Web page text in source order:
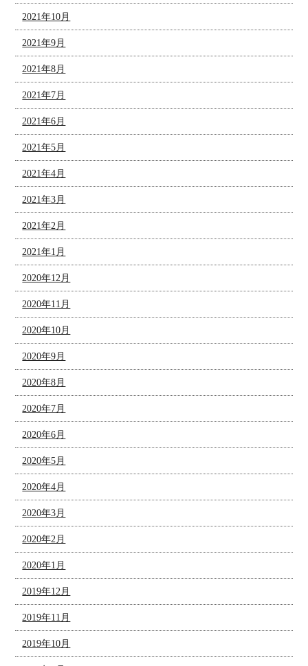
2021年10月
2021年9月
2021年8月
2021年7月
2021年6月
2021年5月
2021年4月
2021年3月
2021年2月
2021年1月
2020年12月
2020年11月
2020年10月
2020年9月
2020年8月
2020年7月
2020年6月
2020年5月
2020年4月
2020年3月
2020年2月
2020年1月
2019年12月
2019年11月
2019年10月